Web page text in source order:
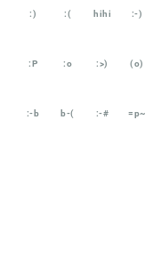
:) :( hihi :-)
:P :o :>) (o)
:-b b-( :-# =p~